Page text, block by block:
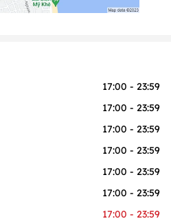
17:00 - 23:59
17:00 - 23:59
17:00 - 23:59
17:00 - 23:59
17:00 - 23:59
17:00 - 23:59
17:00 - 23:59